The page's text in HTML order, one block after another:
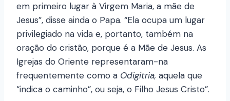
em primeiro lugar à Virgem Maria, a mãe de
Jesus”, disse ainda o Papa. “Ela ocupa um lugar
privilegiado na vida e, portanto, também na
oração do cristão, porque é a Mãe de Jesus. As
Igrejas do Oriente representaram-na
frequentemente como a Odigitria, aquela que
“indica o caminho”, ou seja, o Filho Jesus Cristo”.